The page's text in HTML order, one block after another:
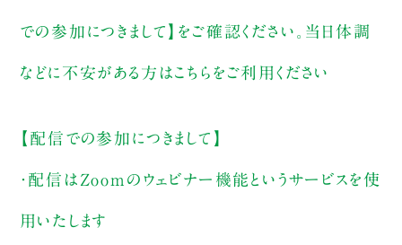
での参加につきまして】をご確認ください。当日体調
などに不安がある方はこちらをご利用ください
【配信での参加につきまして】
・配信はZoomのウェビナー機能というサービスを使
用いたします